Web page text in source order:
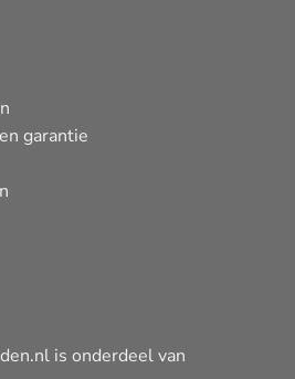
garantie
is onderdeel van